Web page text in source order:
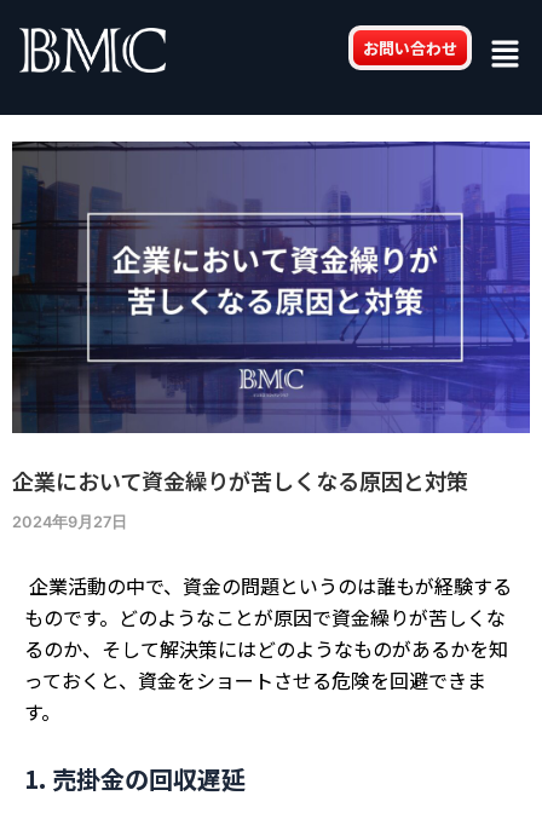
ッ
お問い合わせ
企業において資金繰りが苦しくなる原因と対策
2024年9月27日
企業活動の中で、資金の問題というのは誰もが経験する
ものです。どのようなことが原因で資金繰りが苦しくな
るのか、そして解決策にはどのようなものがあるかを知
っておくと、資金をショートさせる危険を回避できま
す。
1. 売掛金の回収遅延
navigation